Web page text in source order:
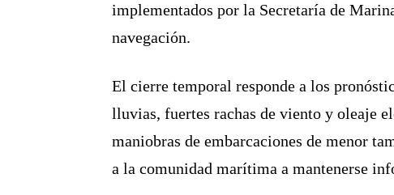
implementados por la Secretaría de
navegación.
El cierre temporal responde a los
lluvias, fuertes rachas de viento y oleaje
maniobras de embarcaciones de menor
a la comunidad marítima a mantenerse